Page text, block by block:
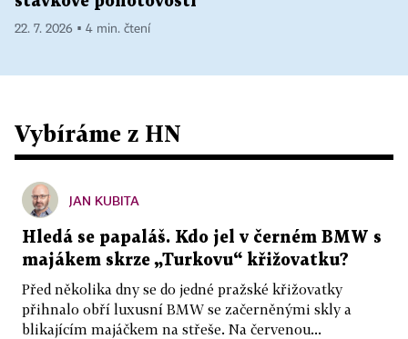
22. 7. 2026 ▪ 4 min. čtení
Vybíráme z HN
JAN KUBITA
Hledá se papaláš. Kdo jel v černém BMW s
majákem skrze „Turkovu“ křižovatku?
Před několika dny se do jedné pražské křižovatky
přihnalo obří luxusní BMW se začerněnými skly a
blikajícím majáčkem na střeše. Na červenou...